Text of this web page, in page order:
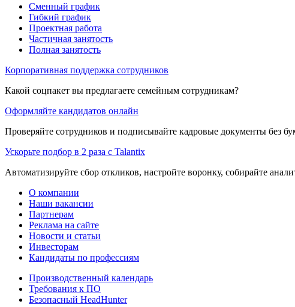
Сменный график
Гибкий график
Проектная работа
Частичная занятость
Полная занятость
Корпоративная поддержка сотрудников
Какой соцпакет вы предлагаете семейным сотрудникам?
Оформляйте кандидатов онлайн
Проверяйте сотрудников и подписывайте кадровые документы без
Ускорьте подбор в 2 раза с Talantix
Автоматизируйте сбор откликов, настройте воронку, собирайте
О компании
Наши вакансии
Партнерам
Реклама на сайте
Новости и статьи
Инвесторам
Кандидаты по профессиям
Производственный календарь
Требования к ПО
Безопасный HeadHunter